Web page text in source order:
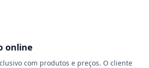
online
com produtos e preços. O cliente